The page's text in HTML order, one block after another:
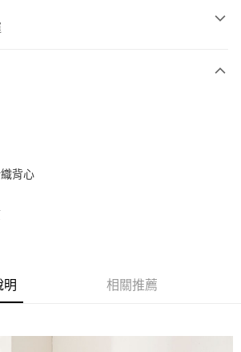
到商品之後才付款」的支付方式。 讓您購物簡單
服務後，再付款。
背心
明 相關推薦